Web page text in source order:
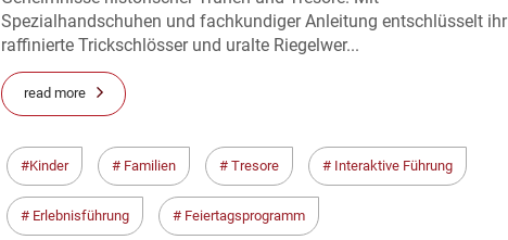
Spezialhandschuhen und fachkundiger Anleitung entschlüsselt ihr
raffinierte Trickschlösser und uralte Riegelwer...
read more
Kinder Familien Tresore Interaktive Führung
Erlebnisführung Feiertagsprogramm